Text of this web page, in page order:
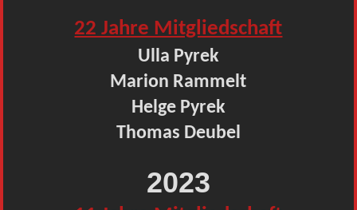
22 Jahre Mitgliedschaft
Ulla Pyrek
Marion Rammelt
Helge Pyrek
Thomas Deubel
2023